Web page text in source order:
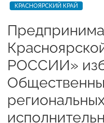
КРАСНОЯРСКИЙ КРАЙ
РОССИИ»